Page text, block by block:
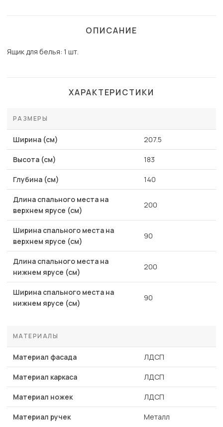
ОПИСАНИЕ
Ящик для белья: 1 шт.
ХАРАКТЕРИСТИКИ
РАЗМЕРЫ
Ширина (см) 207.5
Высота (см) 183
Глубина (см) 140
Длина спального места на
верхнем ярусе (см)
200
Ширина спального места на
верхнем ярусе (см)
90
Длина спального места на
нижнем ярусе (см)
200
Ширина спального места на
нижнем ярусе (см)
90
МАТЕРИАЛЫ
Материал фасада ЛДСП
Материал каркаса ЛДСП
Материал ножек ЛДСП
Материал ручек Металл